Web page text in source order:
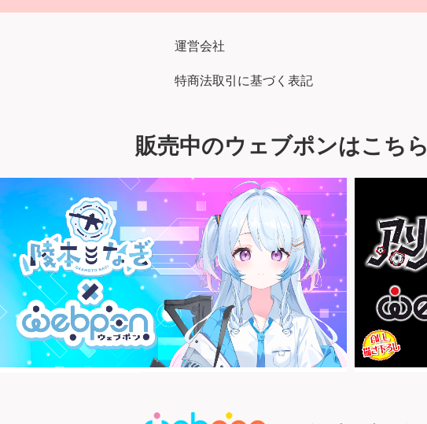
運営会社
特商法取引に基づく表記
販売中のウェブポンはこちら